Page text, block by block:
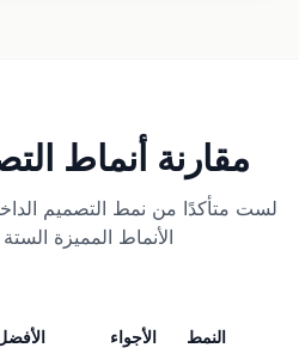
مقارنة أنماط
لست متأكدًا من نمط التصميم
الأنماط المميزة
النمط الأجواء